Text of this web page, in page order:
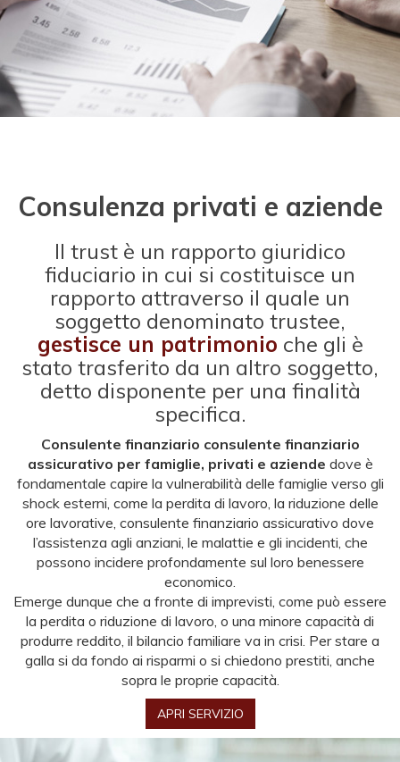
Consulenza privati e aziende
Il trust è un rapporto giuridico
fiduciario in cui si costituisce un
rapporto attraverso il quale un
soggetto denominato trustee,
gestisce un patrimonio che gli è
stato trasferito da un altro soggetto,
detto disponente per una finalità
specifica.
Consulente finanziario consulente finanziario
assicurativo per famiglie, privati e aziende dove è
fondamentale capire la vulnerabilità delle famiglie verso gli
shock esterni, come la perdita di lavoro, la riduzione delle
ore lavorative, consulente finanziario assicurativo dove
l’assistenza agli anziani, le malattie e gli incidenti, che
possono incidere profondamente sul loro benessere
economico.
Emerge dunque che a fronte di imprevisti, come può essere
la perdita o riduzione di lavoro, o una minore capacità di
produrre reddito, il bilancio familiare va in crisi. Per stare a
galla si da fondo ai risparmi o si chiedono prestiti, anche
sopra le proprie capacità.
APRI SERVIZIO